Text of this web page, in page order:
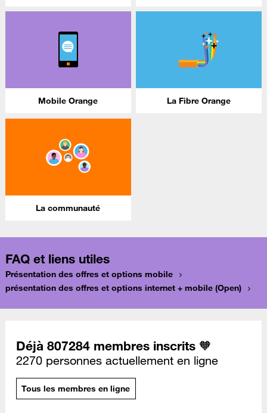
Mobile Orange La Fibre Orange
La communauté
FAQ et liens utiles
Présentation des offres et options mobile
présentation des offres et options internet + mobile (Open)
Déjà 807284 membres inscrits 🧡
2270 personnes actuellement en ligne
Tous les membres en ligne